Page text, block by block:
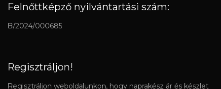
Felnőttképző nyilvántartási szám:
B/2024/000685
Regisztráljon!
Regisztráljon weboldalunkon, hogy naprakész ár és készlet